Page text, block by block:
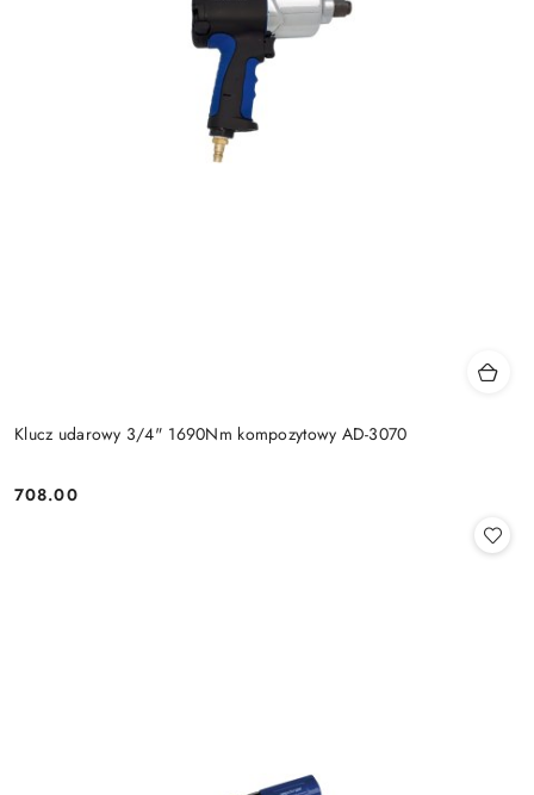
Klucz udarowy 3/4" 1690Nm kompozytowy AD-3070
Cena:
708.00